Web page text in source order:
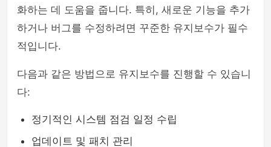
화하는 데 도움을 줍니다. 특히, 새로운 기능을 추가
하거나 버그를 수정하려면 꾸준한 유지보수가 필수
적입니다.
다음과 같은 방법으로 유지보수를 진행할 수 있습니
다:
정기적인 시스템 점검 일정 수립
업데이트 및 패치 관리